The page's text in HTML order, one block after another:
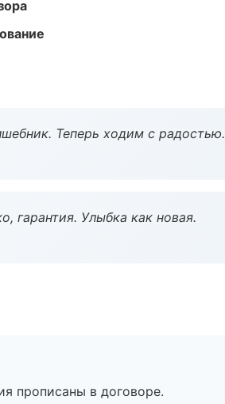
Теперь ходим с радостью.
гарантия. Улыбка как новая.
прописаны в договоре.